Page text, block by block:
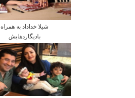
شیلا خداداد به همراه
بادیگاردهایش